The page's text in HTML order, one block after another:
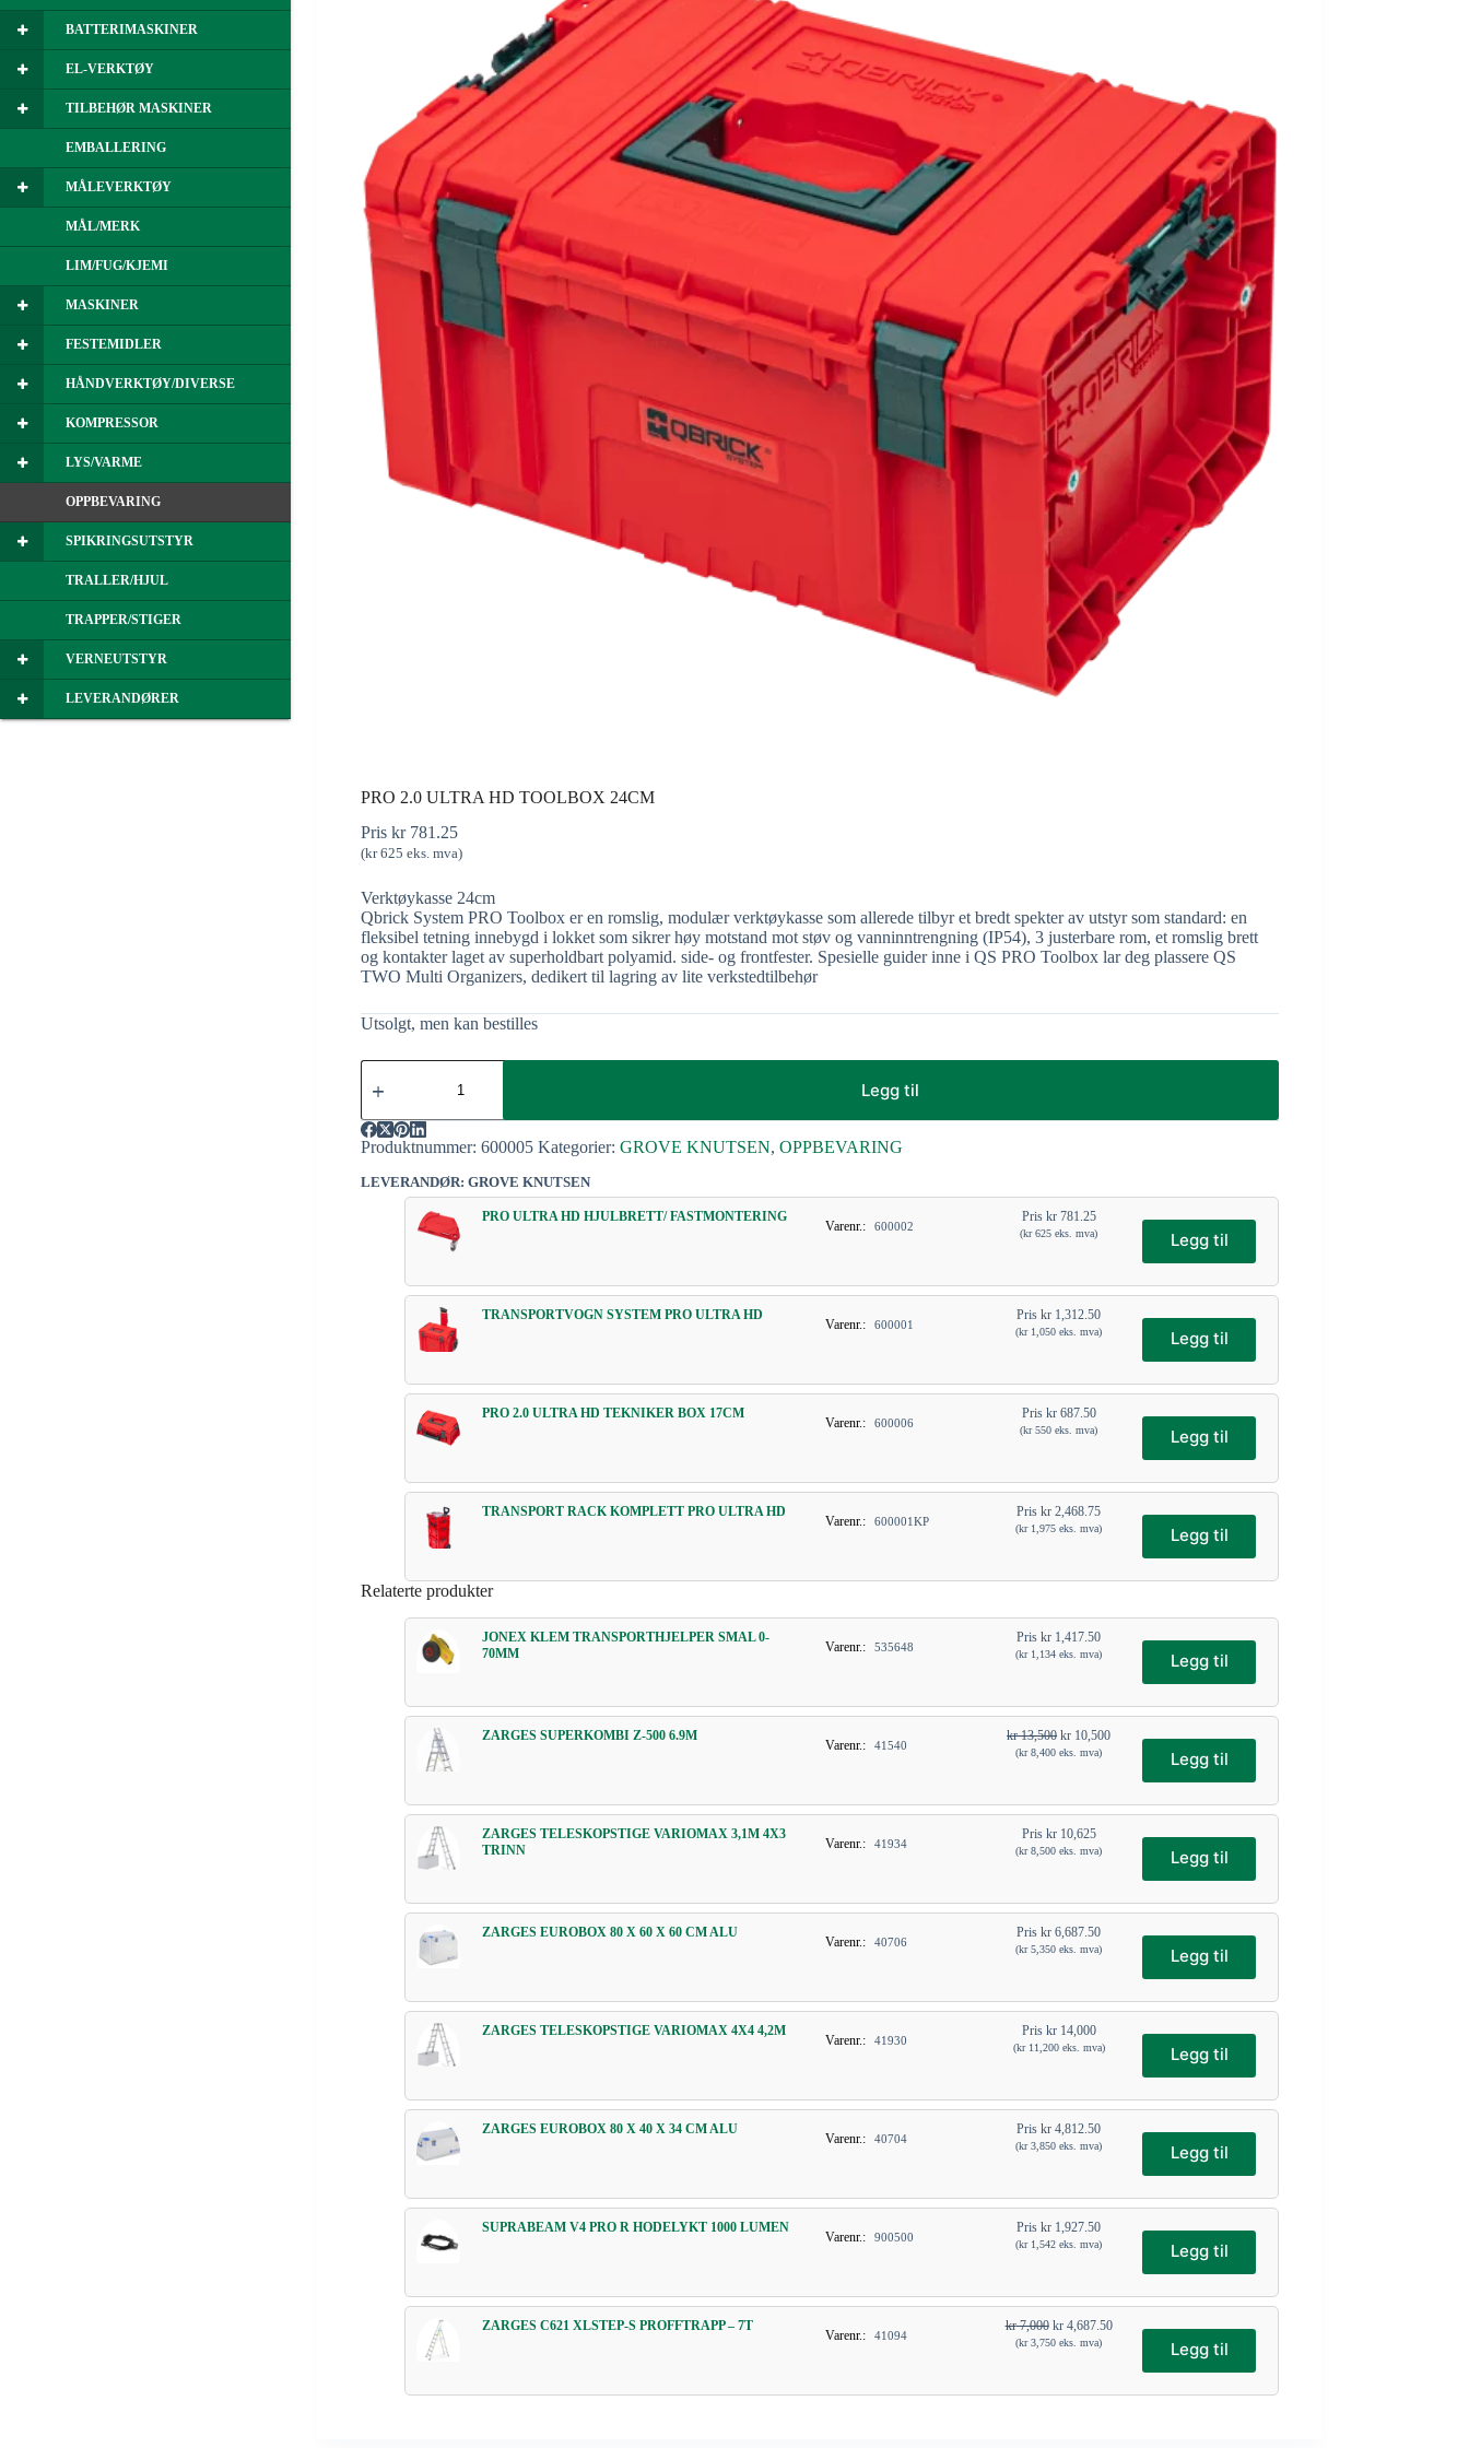
PRO 2.0 ULTRA HD TOOLBOX 24CM
Pris kr781.25
(kr625 eks. mva)
Verktøykasse 24cm
Qbrick System PRO Toolbox er en romslig, modulær verktøykasse som allerede tilbyr et bredt spekter av utstyr som standard: en
fleksibel tetning innebygd i lokket som sikrer høy motstand mot støv og vanninntrengning (IP54), 3 justerbare rom, et romslig brett
og kontakter laget av superholdbart polyamid. side- og frontfester. Spesielle guider inne i QS PRO Toolbox lar deg plassere QS
TWO Multi Organizers, dedikert til lagring av lite verkstedtilbehør
Utsolgt, men kan bestilles
Legg til
Produktnummer:600005 Kategorier:GROVE KNUTSEN,OPPBEVARING
LEVERANDØR: GROVE KNUTSEN
PRO ULTRA HD HJULBRETT/ FASTMONTERING
Varenr.: 600002
Pris kr781.25
(kr625 eks. mva) Legg til
TRANSPORTVOGN SYSTEM PRO ULTRA HD
Varenr.: 600001
Pris kr 1,312.50
(kr1,050 eks. mva) Legg til
PRO 2.0 ULTRA HD TEKNIKER BOX 17CM
Varenr.: 600006
Pris kr687.50
(kr550 eks. mva) Legg til
TRANSPORT RACK KOMPLETT PRO ULTRA HD
Varenr.: 600001KP
Pris kr 2,468.75
(kr1,975 eks. mva) Legg til
Relaterte produkter
JONEX KLEM TRANSPORTHJELPER SMAL 0-
70MM
Varenr.: 535648
Pris kr 1,417.50
(kr1,134 eks. mva) Legg til
ZARGES SUPERKOMBI Z-500 6.9M
Varenr.: 41540
kr13,500 kr 10,500
(kr8,400 eks. mva) Legg til
ZARGES TELESKOPSTIGE VARIOMAX 3,1M 4X3
TRINN
Varenr.: 41934
Pris kr10,625
(kr8,500 eks. mva) Legg til
ZARGES EUROBOX 80 X 60 X 60 CM ALU
Varenr.: 40706
Pris kr 6,687.50
(kr5,350 eks. mva) Legg til
ZARGES TELESKOPSTIGE VARIOMAX 4X4 4,2M
Varenr.: 41930
Pris kr14,000
(kr11,200eks. mva) Legg til
ZARGES EUROBOX 80 X 40 X 34 CM ALU
Varenr.: 40704
Pris kr 4,812.50
(kr3,850 eks. mva) Legg til
SUPRABEAM V4 PRO R HODELYKT 1000 LUMEN
Varenr.: 900500
Pris kr 1,927.50
(kr1,542 eks. mva) Legg til
ZARGES C621 XLSTEP-S PROFFTRAPP – 7T
Varenr.: 41094
kr7,000 kr4,687.50
(kr3,750 eks. mva) Legg til
BATTERIMASKINER
EL-VERKTØY
TILBEHØR MASKINER
EMBALLERING
MÅLEVERKTØY
MÅL/MERK
LIM/FUG/KJEMI
MASKINER
FESTEMIDLER
HÅNDVERKTØY/DIVERSE
KOMPRESSOR
LYS/VARME
OPPBEVARING
SPIKRINGSUTSTYR
TRALLER/HJUL
TRAPPER/STIGER
VERNEUTSTYR
LEVERANDØRER